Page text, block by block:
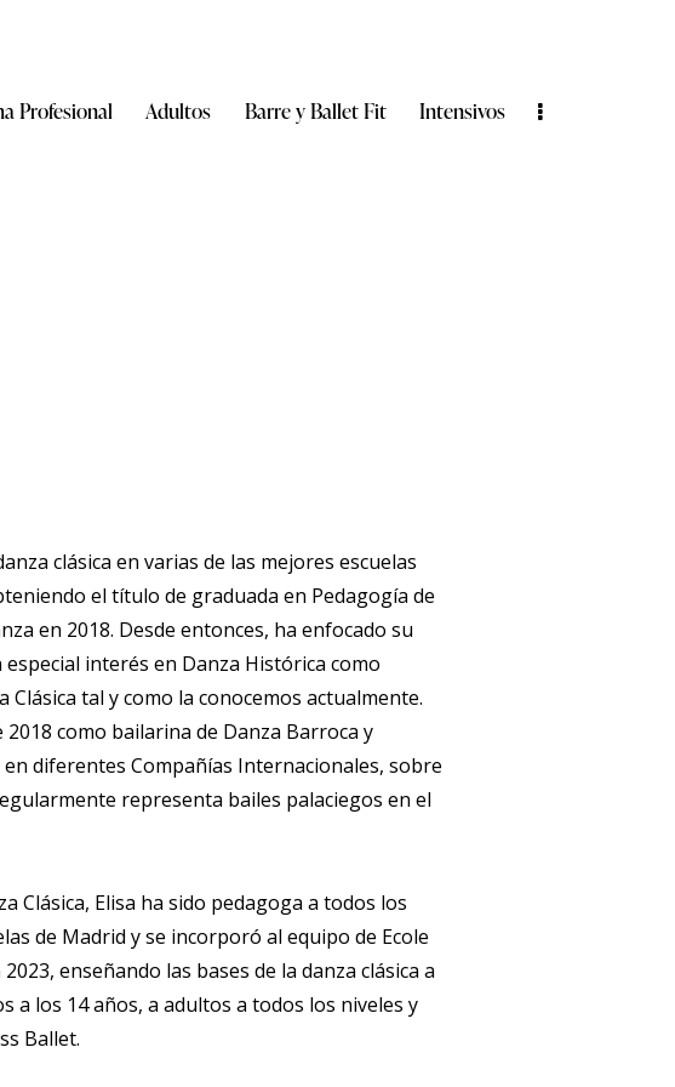
Profesional Adultos Barre y Ballet Fit Intensivos
clásica en varias de las mejores escuelas
el título de graduada en Pedagogía de
en 2018. Desde entonces, ha enfocado su
interés en Danza Histórica como
Clásica tal y como la conocemos actualmente.
2018 como bailarina de Danza Barroca y
diferentes Compañías Internacionales, sobre
representa bailes palaciegos en el
Clásica, Elisa ha sido pedagoga a todos los
de Madrid y se incorporó al equipo de Ecole
enseñando las bases de la danza clásica a
a los 14 años, a adultos a todos los niveles y
Ballet.